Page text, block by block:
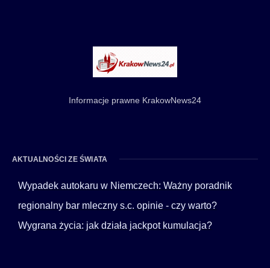
Informacje prawne KrakowNews24
AKTUALNOŚCI ZE ŚWIATA
Wypadek autokaru w Niemczech: Ważny poradnik
regionalny bar mleczny s.c. opinie - czy warto?
Wygrana życia: jak działa jackpot kumulacja?